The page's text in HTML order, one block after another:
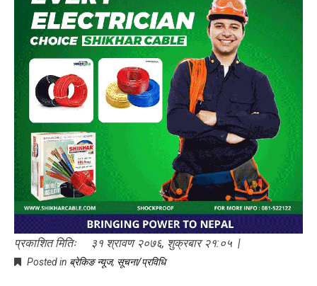
प्रकाशित मितिः ३१ श्रावण २०७६, शुक्रबार २१:०५ |
Posted in ब्रेकिङ न्यूज, सूचना/प्रविधि